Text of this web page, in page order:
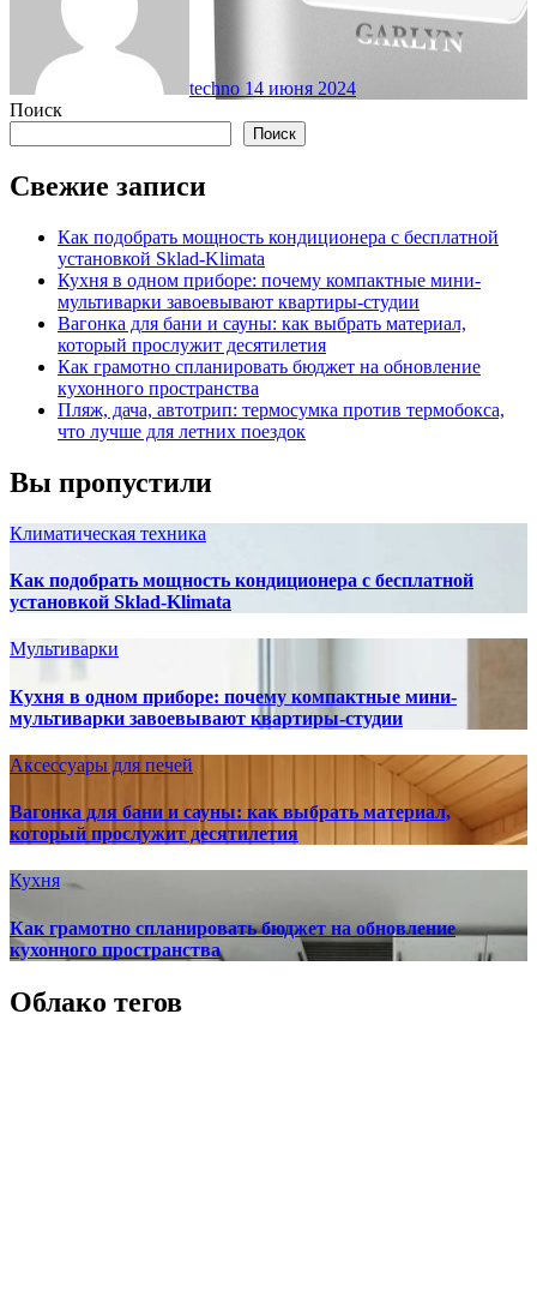
techno 14 июня 2024
Поиск
Поиск
Свежие записи
Как подобрать мощность кондиционера с бесплатной
установкой Sklad-Klimata
Кухня в одном приборе: почему компактные мини-
мультиварки завоевывают квартиры-студии
Вагонка для бани и сауны: как выбрать материал,
который прослужит десятилетия
Как грамотно спланировать бюджет на обновление
кухонного пространства
Пляж, дача, автотрип: термосумка против термобокса,
что лучше для летних поездок
Вы пропустили
Климатическая техника
Как подобрать мощность кондиционера с бесплатной
установкой Sklad-Klimata
Мультиварки
Кухня в одном приборе: почему компактные мини-
мультиварки завоевывают квартиры-студии
Аксессуары для печей
Вагонка для бани и сауны: как выбрать материал,
который прослужит десятилетия
Кухня
Как грамотно спланировать бюджет на обновление
кухонного пространства
Облако тегов